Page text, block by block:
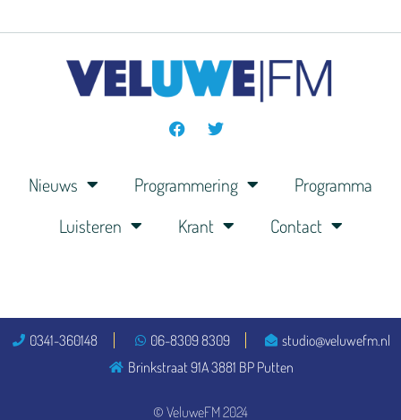
Nieuws Programmering
Programma
Luisteren
Krant Contact
© VeluweFM 2024
0341-360148 06-8309 8309
studio@veluwefm.nl
Brinkstraat 91A 3881 BP Putten